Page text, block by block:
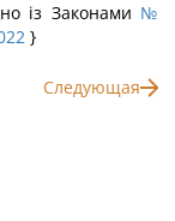
із Законами №
}
Следующая